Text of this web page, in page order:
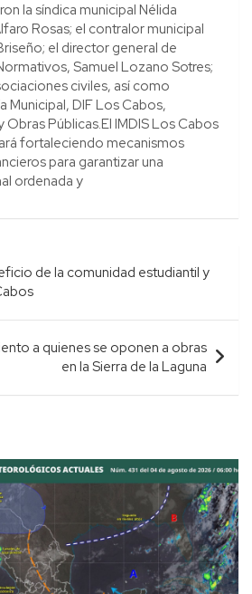
la síndica municipal Nélida
Rosas; el contralor municipal
el director general de
Samuel Lozano Sotres;
civiles, así como
Municipal, DIF Los Cabos,
Públicas.El IMDIS Los Cabos
fortaleciendo mecanismos
para garantizar una
ordenada y
de la comunidad estudiantil y
a quienes se oponen a obras
en la Sierra de la Laguna